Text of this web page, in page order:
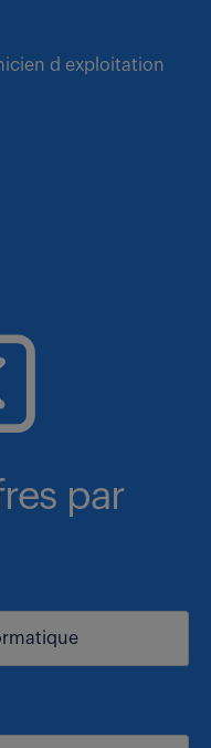
d exploitation
par